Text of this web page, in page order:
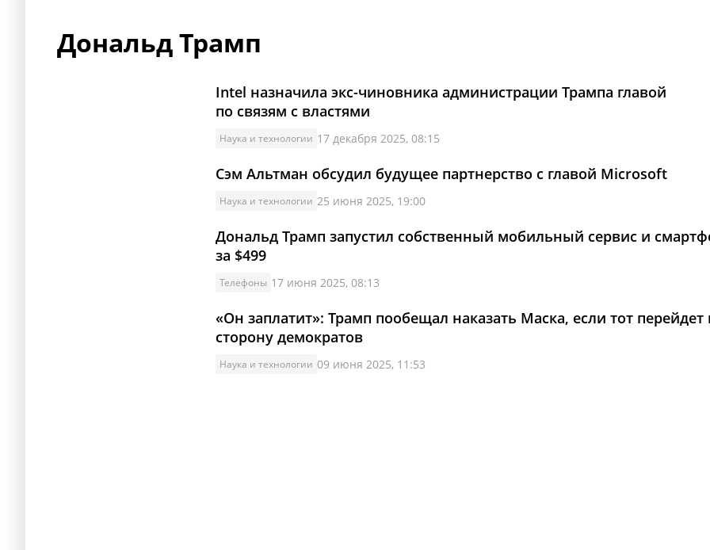
Дональд Трамп
Intel назначила экс-чиновника администрации Трампа главой
по связям с властями
Наука и технологии 17 декабря 2025, 08:15
Сэм Альтман обсудил будущее партнерство с главой Microsoft
Наука и технологии 25 июня 2025, 19:00
Дональд Трамп запустил собственный мобильный сервис и
за $499
Телефоны 17 июня 2025, 08:13
«Он заплатит»: Трамп пообещал наказать Маска, если тот перейдет
сторону демократов
Наука и технологии 09 июня 2025, 11:53